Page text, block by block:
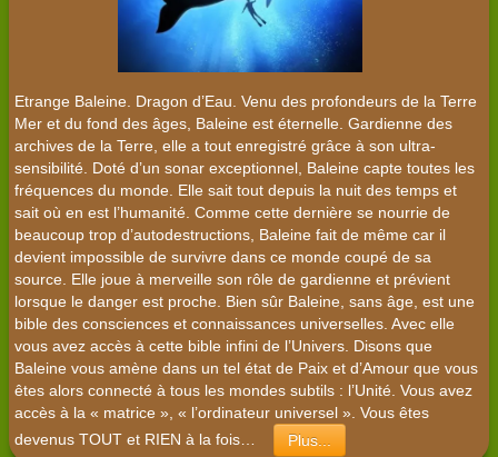
Etrange Baleine. Dragon d’Eau. Venu des profondeurs de la Terre
Mer et du fond des âges, Baleine est éternelle. Gardienne des
archives de la Terre, elle a tout enregistré grâce à son ultra-
sensibilité. Doté d’un sonar exceptionnel, Baleine capte toutes les
fréquences du monde. Elle sait tout depuis la nuit des temps et
sait où en est l’humanité. Comme cette dernière se nourrie de
beaucoup trop d’autodestructions, Baleine fait de même car il
devient impossible de survivre dans ce monde coupé de sa
source. Elle joue à merveille son rôle de gardienne et prévient
lorsque le danger est proche. Bien sûr Baleine, sans âge, est une
bible des consciences et connaissances universelles. Avec elle
vous avez accès à cette bible infini de l’Univers. Disons que
Baleine vous amène dans un tel état de Paix et d’Amour que vous
êtes alors connecté à tous les mondes subtils : l’Unité. Vous avez
accès à la « matrice », « l’ordinateur universel ». Vous êtes
devenus TOUT et RIEN à la fois…
Plus...